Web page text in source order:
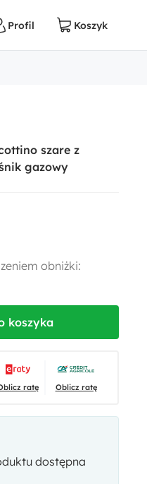
szare z
gazowy
obniżki:
koszyka
ratę Oblicz ratę
dostępna